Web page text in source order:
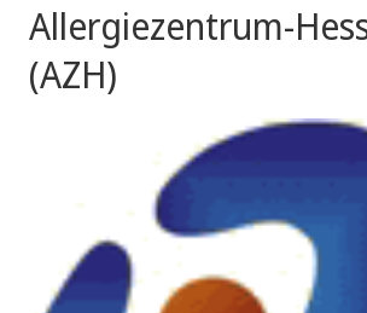
Allergiezentrum-
(AZH)